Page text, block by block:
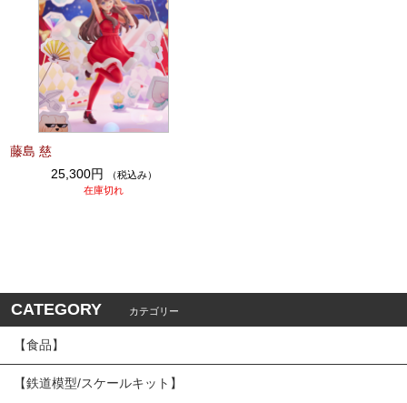
藤島 慈
25,300円
（税込み）
在庫切れ
CATEGORY カテゴリー
【食品】
【鉄道模型/スケールキット】